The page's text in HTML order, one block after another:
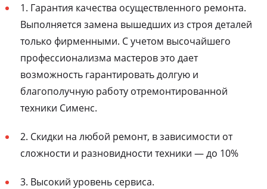
1. Гарантия качества осуществленного ремонта.
Выполняется замена вышедших из строя деталей
только фирменными. С учетом высочайшего
профессионализма мастеров это дает
возможность гарантировать долгую и
благополучную работу отремонтированной
техники Сименс.
2. Скидки на любой ремонт, в зависимости от
сложности и разновидности техники — до 10%
3. Высокий уровень сервиса.